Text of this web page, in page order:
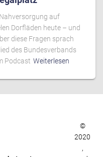
auf
Dorfläden heute – und
diese Fragen sprach
des Bundesverbands
Podcast Weiterlesen
©
2020
,